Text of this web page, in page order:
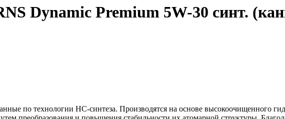
Dynamic Premium 5W-30 синт.
по технологии HC-синтеза. Производятся на основе высокоочищенного